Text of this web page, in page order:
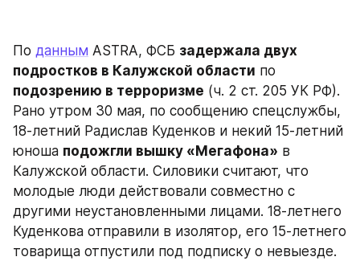
По данным ASTRA, ФСБ задержала двух
подростков в Калужской области
подозрению в терроризме (ч. 2 ст. 205 УК РФ).
Рано утром 30 мая, по сообщению спецслужбы,
18-летний Радислав Куденков и некий 15-летний
юноша подожгли вышку «Мегафона» в
Калужской области. Силовики считают, что
молодые люди действовали совместно с
другими неустановленными лицами. 18-летнего
Куденкова отправили в изолятор, его 15-летнего
товарища отпустили под подписку о невыезде.